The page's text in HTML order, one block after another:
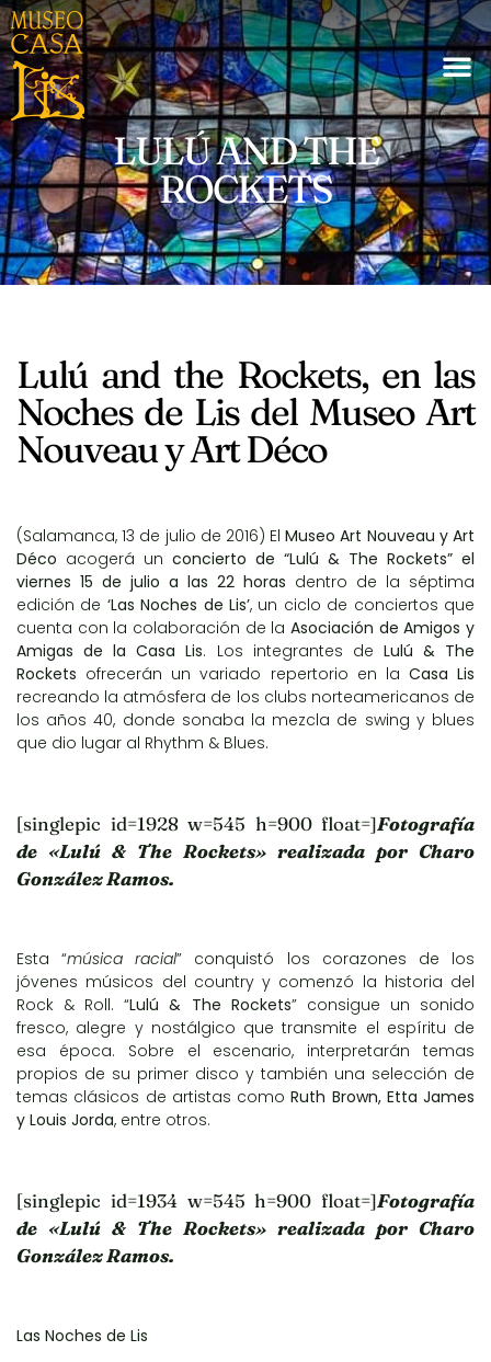
LULÚ AND THE
ROCKETS
Lulú and the Rockets, en las
Noches de Lis del Museo Art
Nouveau y Art Déco
(Salamanca, 13 de julio de 2016) ElMuseo Art Nouveau y Art
Déco acogerá un concierto de “Lulú & The Rockets” el
viernes 15 de julio a las 22 horas dentro de la séptima
edición de ‘Las Noches de Lis’, un ciclo de conciertos que
cuenta con la colaboración de la Asociación de Amigos y
Amigas de la Casa Lis. Los integrantes de Lulú & The
Rockets ofrecerán un variado repertorio en la Casa Lis
recreando la atmósfera de los clubs norteamericanos de
los años 40, donde sonaba la mezcla de swing y blues
que dio lugar al Rhythm & Blues.
[singlepic id=1928 w=545 h=900 float=]Fotografía
de «Lulú & The Rockets» realizada por Charo
González Ramos.
Esta “música racial” conquistó los corazones de los
jóvenes músicos del country y comenzó la historia del
Rock & Roll. “Lulú & The Rockets” consigue un sonido
fresco, alegre y nostálgico que transmite el espíritu de
esa época. Sobre el escenario, interpretarán temas
propios de su primer disco y también una selección de
temas clásicos de artistas comoRuth Brown, Etta James
y Louis Jorda, entre otros.
[singlepic id=1934 w=545 h=900 float=]Fotografía
de «Lulú & The Rockets» realizada por Charo
González Ramos.
Las Noches de Lis